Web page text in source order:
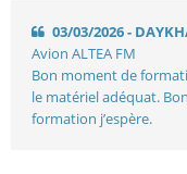
03/03/2026 -
Avion ALTEA FM
Bon moment de
le matériel adéquat.
formation j’espère.